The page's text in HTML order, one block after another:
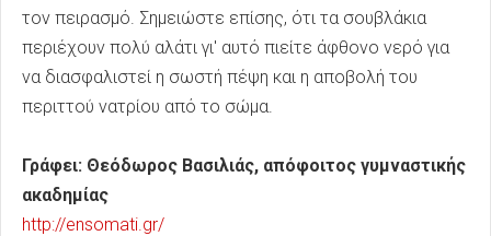
τον πειρασμό. Σημειώστε επίσης, ότι τα σουβλάκια
περιέχουν πολύ αλάτι γι' αυτό πιείτε άφθονο νερό για
να διασφαλιστεί η σωστή πέψη και η αποβολή του
περιττού νατρίου από το σώμα.
Γράφει: Θεόδωρος Βασιλιάς, απόφοιτος γυμναστικής
ακαδημίας
http://ensomati.gr/